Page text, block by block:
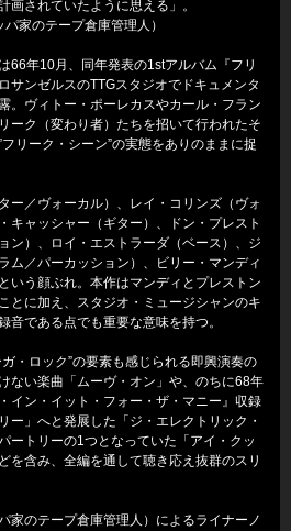
画されていたように思える」。
家のテープ倉庫管理人）
66年10月、同年発表の1stアルバム『フリ
サンゼルスのTTGスタジオでドキュメンタ
。ヴィトー・ポーレカスやカール・フラン
ーク（変わり者）たちを招いて行われたそ
リーク・シーン”の実態をありのままに捉
ー／ヴォーカル）、レイ・コリンズ（ヴォ
キャッシャー（ギター）、ドン・プレスト
ン）、ロイ・エストラーダ（ベース）、ジ
ム／パーカッション）、ビリー・マンディ
いう顔ぶれ。本作はマンディとプレストン
とに加え、スタジオ・ミュージシャンのキ
音である点でも重要な意味を持つ。
・ロック”の要素も感じられる即興演奏の
ない楽曲「ムーヴ・オン」や、のちに68年
イン・イット・フォー・ザ・マニー』収録
ー」へと発展した「ジ・エレクトリック・
ートリーの1つとなっていた「アイ・クッ
を含み、全編を通して聴き応え抜群のスリ
家のテープ倉庫管理人）によるライナーノ